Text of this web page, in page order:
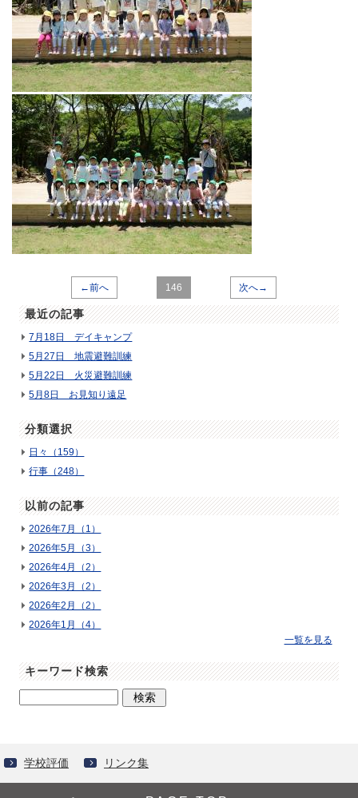
←前へ 146 次へ→
最近の記事
7月18日 デイキャンプ
5月27日 地震避難訓練
5月22日 火災避難訓練
5月8日 お見知り遠足
分類選択
日々（159）
行事（248）
以前の記事
2026年7月（1）
2026年5月（3）
2026年4月（2）
2026年3月（2）
2026年2月（2）
2026年1月（4）
一覧を見る
キーワード検索
学校評価 リンク集